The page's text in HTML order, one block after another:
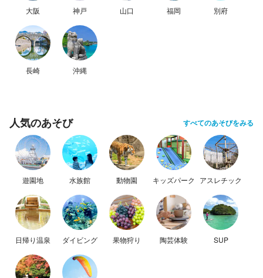
大阪 神戸 山口 福岡 別府
長崎 沖縄
人気のあそび すべてのあそびをみる
遊園地 水族館 動物園 キッズパーク アスレチック
日帰り温泉 ダイビング 果物狩り 陶芸体験 SUP